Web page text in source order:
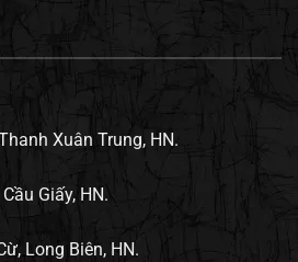
Xuân Trung, HN.
Giấy, HN.
Long Biên, HN.